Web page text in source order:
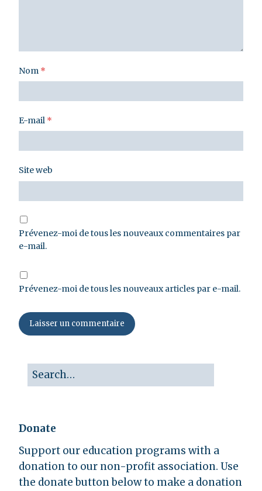
Nom *
E-mail *
Site web
Prévenez-moi de tous les nouveaux commentaires par
e-mail.
Prévenez-moi de tous les nouveaux articles par e-mail.
Donate
Support our education programs with a
donation to our non-profit association. Use
the donate button below to make a donation